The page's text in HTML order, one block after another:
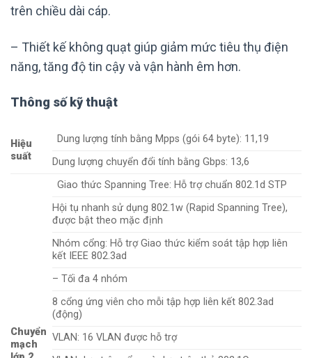
trên chiều dài cáp.
– Thiết kế không quạt giúp giảm mức tiêu thụ điện
năng, tăng độ tin cậy và vận hành êm hơn.
Thông số kỹ thuật
Hiệu
suất
Dung lượng tính bằng Mpps (gói 64 byte): 11,19
Dung lượng chuyển đổi tính bằng Gbps: 13,6
Chuyển
mạch
Giao thức Spanning Tree: Hỗ trợ chuẩn 802.1d STP
Hội tụ nhanh sử dụng 802.1w (Rapid Spanning Tree),
được bật theo mặc định
Nhóm cổng: Hỗ trợ Giao thức kiểm soát tập hợp liên
kết IEEE 802.3ad
– Tối đa 4 nhóm
8 cổng ứng viên cho mỗi tập hợp liên kết 802.3ad
(động)
VLAN: 16 VLAN được hỗ trợ